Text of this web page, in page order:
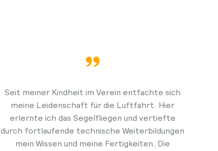
Seit meiner Kindheit im Verein entfachte sich
meine Leidenschaft für die Luftfahrt. Hier
erlernte ich das Segelfliegen und vertiefte
durch fortlaufende technische Weiterbildungen
mein Wissen und meine Fertigkeiten. Die